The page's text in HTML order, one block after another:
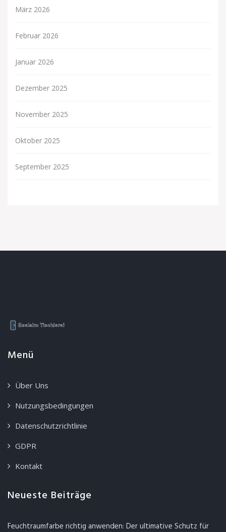
März 2026
Februar 2026
Januar 2026
Dezember 2025
November 2025
Oktober 2025
September 2025
Menü
Über Uns
Nutzungsbedingungen
Datenschutzrichtlinie
GDPR
Kontakt
Neueste Beiträge
Feuchtraumfarbe richtig anwenden: Der ultimative Schutz für